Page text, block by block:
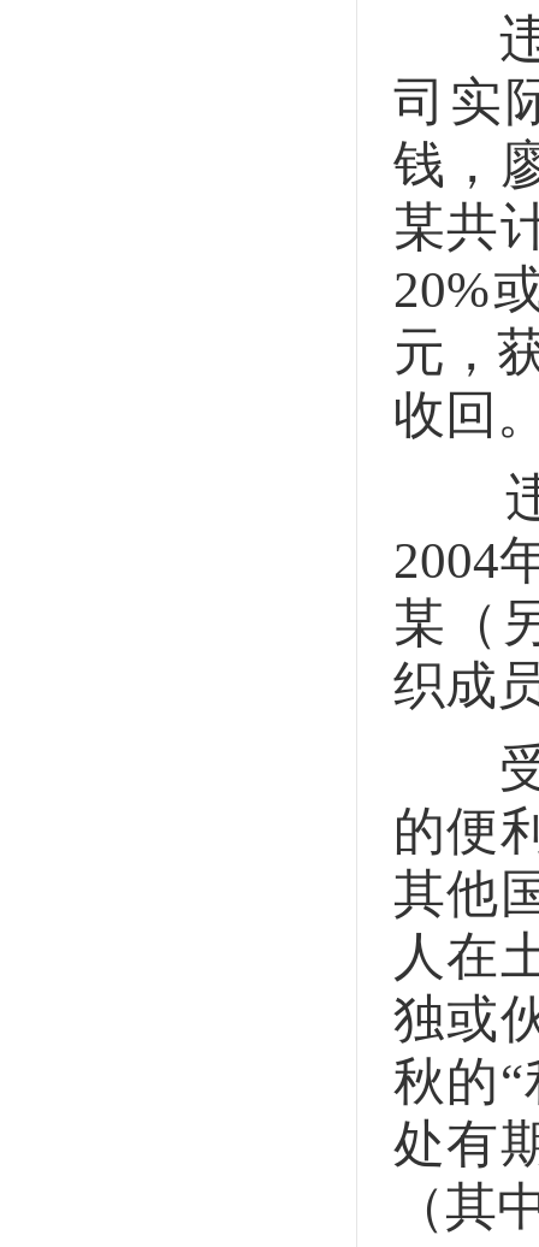
违
司实
钱，
某共
20%
元，
收回
违
2004
某（
织成
受
的便
其他
人在
独或
秋的
处有
（其